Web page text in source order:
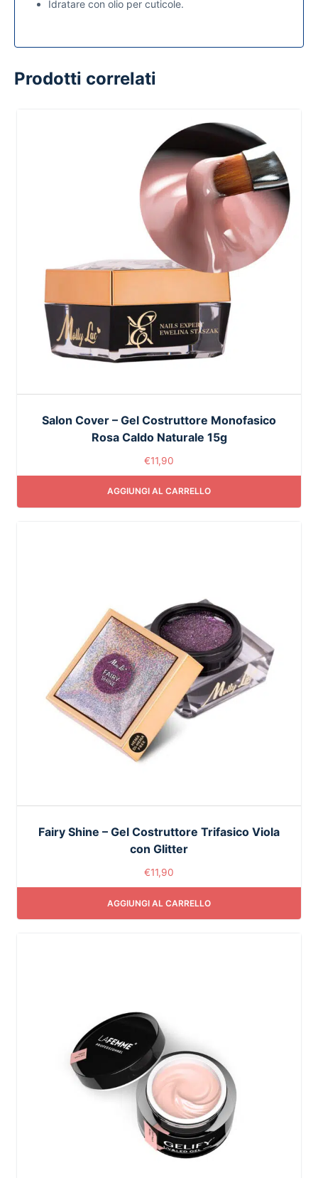
Idratare con olio per cuticole.
Prodotti correlati
Salon Cover – Gel Costruttore Monofasico
Rosa Caldo Naturale 15g
€11,90
AGGIUNGI AL CARRELLO
Fairy Shine – Gel Costruttore Trifasico Viola
con Glitter
€11,90
AGGIUNGI AL CARRELLO